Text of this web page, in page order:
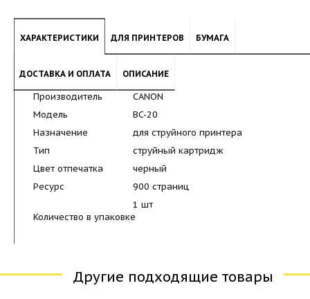
ХАРАКТЕРИСТИКИ ДЛЯ ПРИНТЕРОВ БУМАГА
ДОСТАВКА И ОПЛАТА ОПИСАНИЕ
CANON
Производитель
BC-20
Модель
для струйного принтера
Назначение
струйный картридж
Тип
черный
Цвет отпечатка
900 страниц
Ресурс
1 шт
Количество в упаковке
Другие подходящие товары